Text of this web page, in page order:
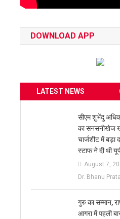
DOWNLOAD APP
LATEST NEWS
सीएम शुभेंदु
का सनसनीखेज
चार्जशीट में बड़ा
स्टाफ ने दी थी
August 7,
Dr. Bhanu
​गुरु का सम्मान,
आगरा में पहली